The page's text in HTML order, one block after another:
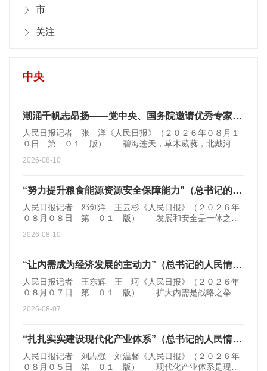
市
关注
中央
潮涌千帆志昂扬——党中央、国务院邀请优秀专家人才代表北戴河休假侧记
人民日报记者 张 洋《人民日报》（２０２６年０８月１
０日 第 ０１ 版） 碧海连天，草木葳蕤，北戴河风
０位来自基础研究、战略前沿科技、关键核心技术领域和哲
排的休养时光。 党中央、国务院邀请优秀专家代表暑期
到北戴河休假，是党和国家人才工作的一项重要制度性安
排。今年休假活动主题是“奋进‘十五五’
2026-08-10
“努力提升粮食能源资源安全保障能力”（总书记的人民情怀）
人民日报记者 邓剑洋 王云杉《人民日报》（２０２６年
０８月０８日 第 ０１ 版） 发展和安全是一体之两
机，鲜明提出“要坚持高质量发展和高水平安全相互促进，努
平总书记主持中共中央政治局会议。会议要求“统筹发展和安
全”“抓好农业生产，夺取秋粮和全年粮食丰收”。 端稳端
牢粮食、能源“两个饭碗”，
2026-08-10
“让内需成为经济发展的主动力”（总书记的人民情怀）
人民日报记者 王东辉 王 珂《人民日报》（２０２６年
０８月０７日 第 ０１ 版） 扩大内需是战略之举，
任务中，“坚持内需主导，建设强大国内市场”排在首位。７
优化供给”。 习近平总书记高度重视扩大内需，强调“要
坚持以国内大循环为主体，正确处理消费和投资、需求和供
给的关系”“让内需成为经济发展
2026-08-07
“扎扎实实建设现代化产业体系”（总书记的人民情怀）
人民日报记者 刘志强 刘温馨《人民日报》（２０２６年
０８月０５日 第 ０１ 版） 现代化产业体系是现代